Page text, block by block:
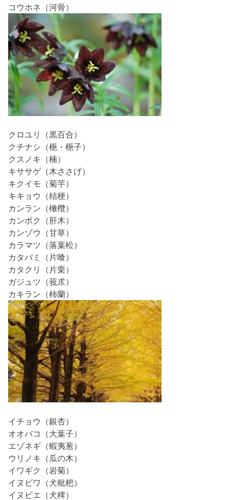
コウホネ（河骨）
クロユリ（黒百合）
クチナシ（梔・梔子）
クスノキ（楠）
キササゲ（木ささげ）
キクイモ（菊芋）
キキョウ（桔梗）
カンラン（橄欖）
カンボク（肝木）
カンゾウ（甘草）
カラマツ（落葉松）
カタバミ（片喰）
カタクリ（片栗）
ガジュツ（莪朮）
カキラン（柿蘭）
イチョウ（銀杏）
オオバコ（大葉子）
エゾネギ（蝦夷葱）
ウリノキ（瓜の木）
イワギク（岩菊）
イヌビワ（犬枇杷）
イヌビエ（犬稗）